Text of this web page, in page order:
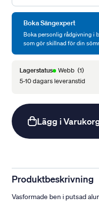
Boka Sängexpert
Boka personlig rådgivning i
som gör skillnad för din
Lagerstatus Webb (1)
5-10 dagars leveranstid
Lägg i
Produktbeskrivning
Vasformade ben i putsad